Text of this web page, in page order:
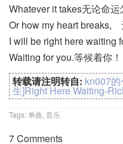
Whatever it takes无论命运
Or how my heart breaks,
I will be right here waiting
Waiting for you.等候着你！
转载请注明转自: kn007
生]Right Here Waiting-
Tags:单曲,音乐
7 Comments